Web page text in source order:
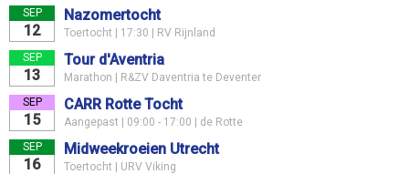
SEP
12
Nazomertocht
Toertocht | 17:30 | RV Rijnland
SEP
13
Tour d'Aventria
Marathon | R&ZV Daventria te Deventer
SEP
15
CARR Rotte Tocht
Aangepast | 09:00 - 17:00 | de Rotte
SEP
16
Midweekroeien Utrecht
Toertocht | URV Viking